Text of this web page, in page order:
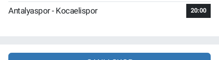
Antalyaspor - Kocaelispor 20:00